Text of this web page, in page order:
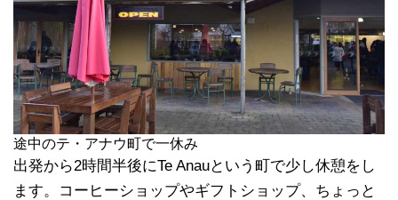
途中のテ・アナウ町で一休み
出発から2時間半後にTe Anauという町で少し休憩をし
ます。コーヒーショップやギフトショップ、ちょっと